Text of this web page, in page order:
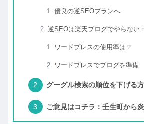
優良の逆SEOプランへ
逆SEOは楽天ブログでやらない
ワードプレスの使用率は？
ワードプレスでブログを準備
グーグル検索の順位を下げる
ご意見はコチラ：壬生町から